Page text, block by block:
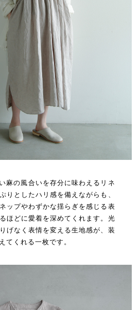
麻の風合いを存分に味わえるリネ
りとしたハリ感を備えながらも、
ップやわずかな揺らぎを感じる表
ほどに愛着を深めてくれます。光
げなく表情を変える生地感が、装
てくれる一枚です。